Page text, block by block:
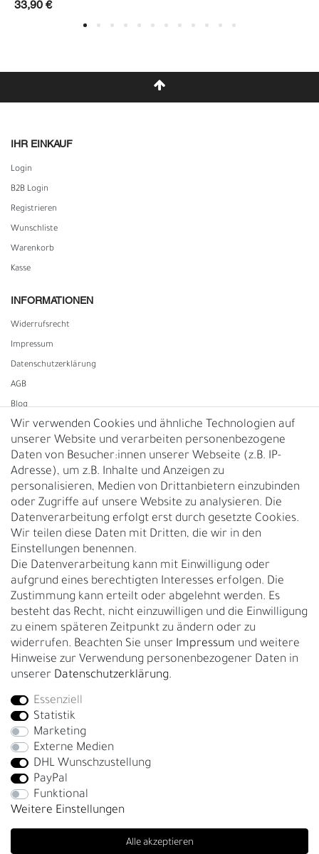
33,90 €
IHR EINKAUF
Login
B2B Login
Registrieren
Wunschliste
Warenkorb
Kasse
INFORMATIONEN
Widerrufs­recht
Impressum
Daten­schutz­erklärung
AGB
Blog
Vertrag widerrufen
UNTERNEHMEN
Nachhaltigkeit
Kontakt
Über uns
Rückgabe
Gürtelgröße messen
Garantie
GESCHÄFTSKUNDEN & HÄNDLER
B2B Geschäftskunden
Bei Fragen wenden Sie sich direkt an unser Service-Team.
+4917663727338
Montag - Freitag, 09:00 - 14:00
info@fronhofer.com
Gürtelmanufaktur Fronhofer, 93053 Regensburg, Nelkenweg 3b
Wir verwenden Cookies und ähnliche Technologien auf
unserer Website und verarbeiten personenbezogene
Daten von Besucher:innen unserer Webseite (z.B. IP-
Adresse), um z.B. Inhalte und Anzeigen zu
personalisieren, Medien von Drittanbietern einzubinden
oder Zugriffe auf unsere Website zu analysieren. Die
Datenverarbeitung erfolgt erst durch gesetzte Cookies.
Wir teilen diese Daten mit Dritten, die wir in den
Einstellungen benennen.
Die Datenverarbeitung kann mit Einwilligung oder
aufgrund eines berechtigten Interesses erfolgen. Die
Zustimmung kann erteilt oder abgelehnt werden. Es
besteht das Recht, nicht einzuwilligen und die Einwilligung
zu einem späteren Zeitpunkt zu ändern oder zu
widerrufen. Beachten Sie unser Impressum und weitere
Hinweise zur Verwendung personenbezogener Daten in
unserer Daten­schutz­erklärung.
Essenziell
Statistik
Marketing
Externe Medien
DHL Wunschzustellung
PayPal
Funktional
Weitere Einstellungen
Alle akzeptieren